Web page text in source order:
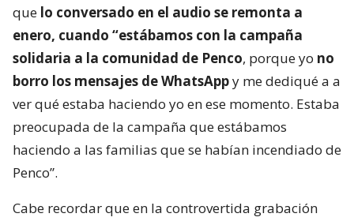
que lo conversado en el audio se remonta a
enero, cuando “estábamos con la campaña
solidaria a la comunidad de Penco, porque yo no
borro los mensajes de WhatsAppy me dediqué a a
ver qué estaba haciendo yo en ese momento. Estaba
preocupada de la campaña que estábamos
haciendo a las familias que se habían incendiado de
Penco”.
Cabe recordar que en la controvertida grabación